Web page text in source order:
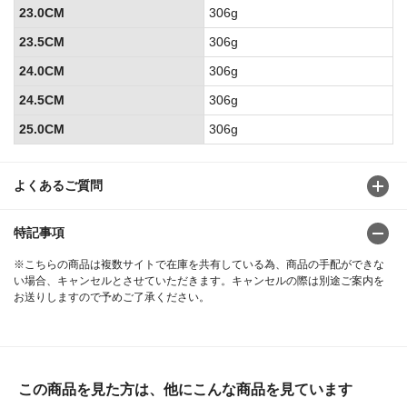
よくあるご質問
特記事項
※こちらの商品は複数サイトで在庫を共有している為、商品の手配ができな
い場合、キャンセルとさせていただきます。キャンセルの際は別途ご案内を
お送りしますので予めご了承ください。
23.0CM
306g
23.5CM
306g
24.0CM
306g
24.5CM
306g
25.0CM
306g
この商品を見た方は、他にこんな商品を見ています